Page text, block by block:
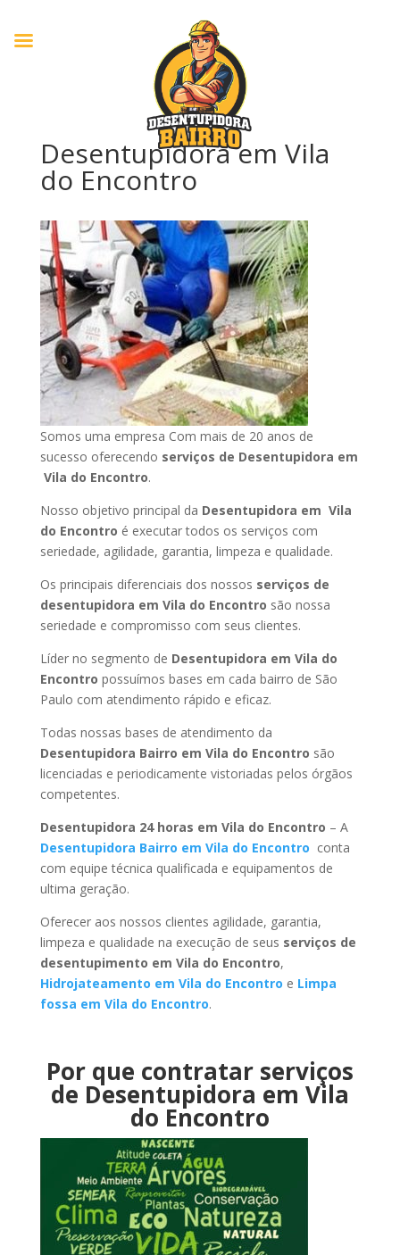
Desentupidora em Vila
do Encontro
Somos uma empresa Com mais de 20 anos de
sucesso oferecendo serviços de Desentupidora em
Vila do Encontro.
Nosso objetivo principal da Desentupidora em Vila
do Encontro é executar todos os serviços com
seriedade, agilidade, garantia, limpeza e qualidade.
Os principais diferenciais dos nossos serviços de
desentupidora em Vila do Encontro são nossa
seriedade e compromisso com seus clientes.
Líder no segmento de Desentupidora em Vila do
Encontro possuímos bases em cada bairro de São
Paulo com atendimento rápido e eficaz.
Todas nossas bases de atendimento da
Desentupidora Bairro em Vila do Encontro são
licenciadas e periodicamente vistoriadas pelos órgãos
competentes.
Desentupidora 24 horas em Vila do Encontro – A
Desentupidora Bairro em Vila do Encontro conta
com equipe técnica qualificada e equipamentos de
ultima geração.
Oferecer aos nossos clientes agilidade, garantia,
limpeza e qualidade na execução de seus serviços de
desentupimento em Vila do Encontro,
Hidrojateamento em Vila do Encontro e Limpa
fossa em Vila do Encontro.
Por que contratar serviços
de Desentupidora em Vila
do Encontro